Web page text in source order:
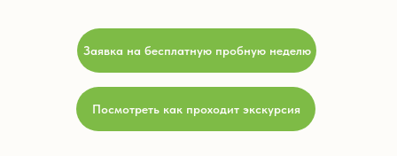
Заявка на бесплатную пробную неделю
Посмотреть как проходит экскурсия